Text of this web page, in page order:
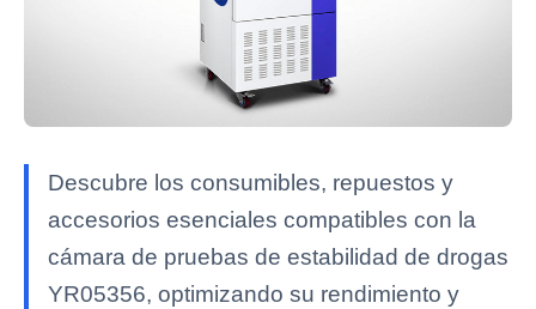
Descubre los consumibles, repuestos y
accesorios esenciales compatibles con la
cámara de pruebas de estabilidad de drogas
YR05356, optimizando su rendimiento y